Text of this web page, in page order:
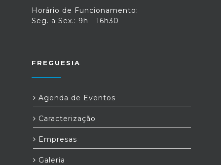
Horário de Funcionamento:
Seg. a Sex.: 9h - 16h30
FREGUESIA
Agenda de Eventos
Caracterização
Empresas
Galeria